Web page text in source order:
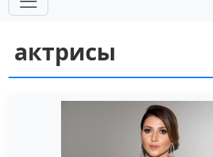
актрисы